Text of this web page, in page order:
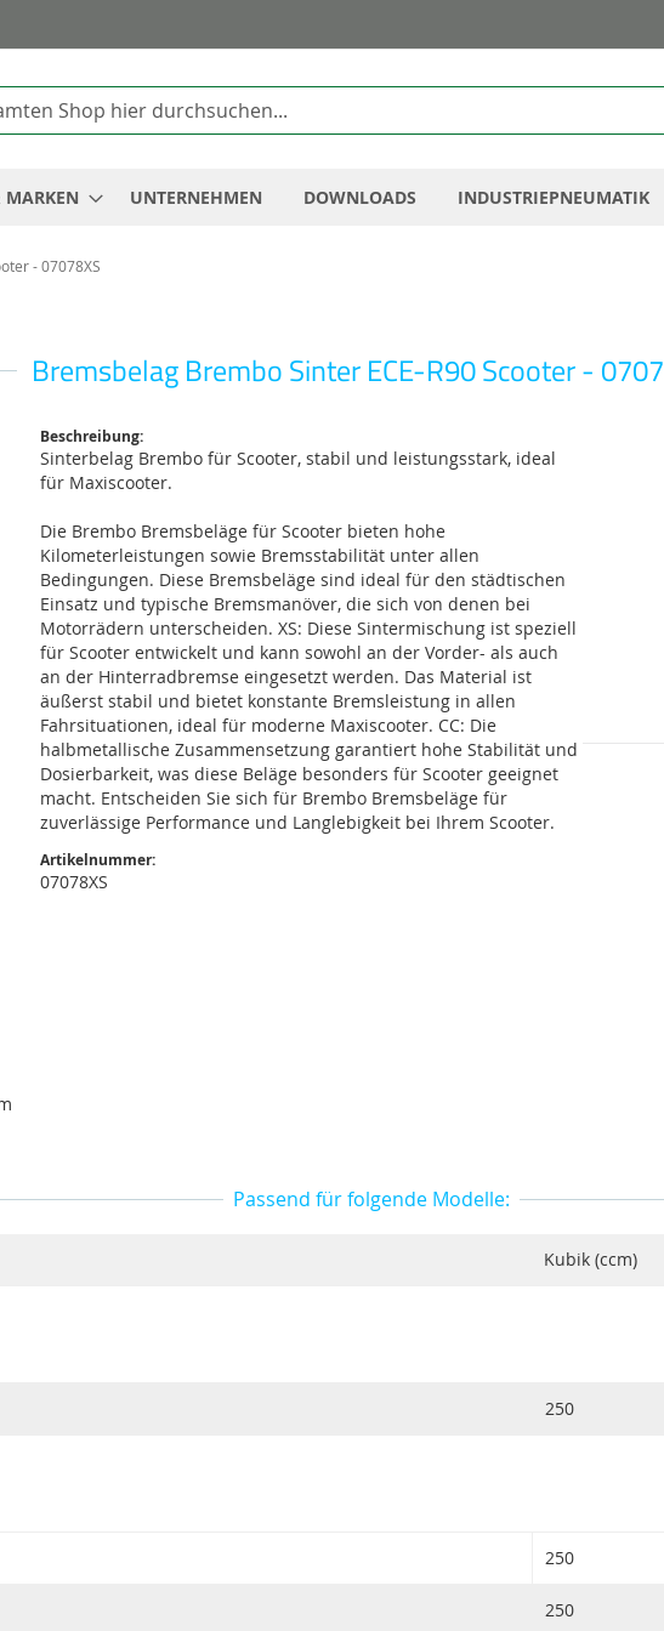
Inhalt
MARKEN UNTERNEHMEN DOWNLOADS INDUSTRIEPNEUMATIK
- 07078XS
Bremsbelag Brembo Sinter ECE-R90 Scooter -
Beschreibung:
Sinterbelag Brembo für Scooter, stabil und leistungsstark, ideal
für Maxiscooter.
Die Brembo Bremsbeläge für Scooter bieten hohe
Kilometerleistungen sowie Bremsstabilität unter allen
Bedingungen. Diese Bremsbeläge sind ideal für den städtischen
Einsatz und typische Bremsmanöver, die sich von denen bei
Motorrädern unterscheiden. XS: Diese Sintermischung ist speziell
für Scooter entwickelt und kann sowohl an der Vorder- als auch
an der Hinterradbremse eingesetzt werden. Das Material ist
äußerst stabil und bietet konstante Bremsleistung in allen
Fahrsituationen, ideal für moderne Maxiscooter. CC: Die
halbmetallische Zusammensetzung garantiert hohe Stabilität und
Dosierbarkeit, was diese Beläge besonders für Scooter geeignet
macht. Entscheiden Sie sich für Brembo Bremsbeläge für
zuverlässige Performance und Langlebigkeit bei Ihrem Scooter.
Artikelnummer:
07078XS
Passend für folgende Modelle:
Kubik (ccm)
250
250
250